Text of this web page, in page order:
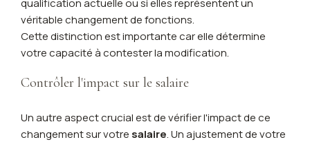
qualification actuelle ou si elles représentent un
véritable changement de fonctions.
Cette distinction est importante car elle détermine
votre capacité à contester la modification.
Contrôler l'impact sur le salaire
Un autre aspect crucial est de vérifier l'impact de ce
changement sur votre salaire. Un ajustement de votre